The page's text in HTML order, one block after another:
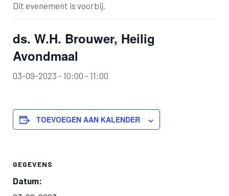
Dit evenement is voorbij.
ds. W.H. Brouwer, Heilig
Avondmaal
03-09-2023 - 10:00 - 11:00
TOEVOEGEN AAN KALENDER
GEGEVENS
Datum: